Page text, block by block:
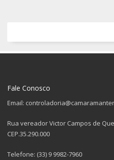
Fale Conosco
Email:
Rua vereador Victor Campos de
CEP.35.290.000
Telefone: (33) 9 9982-7960